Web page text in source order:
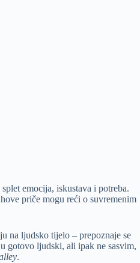
emocija, iskustava i potreba.
priče mogu reći o suvremenim
na ljudsko tijelo – prepoznaje se
gotovo ljudski, ali ipak ne sasvim,
.